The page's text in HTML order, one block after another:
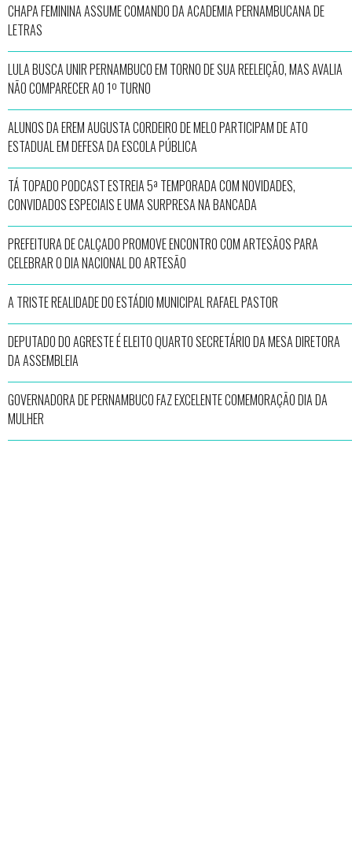
CHAPA FEMININA ASSUME COMANDO DA ACADEMIA PERNAMBUCANA DE
LETRAS
LULA BUSCA UNIR PERNAMBUCO EM TORNO DE SUA REELEIÇÃO, MAS AVALIA
NÃO COMPARECER AO 1º TURNO
ALUNOS DA EREM AUGUSTA CORDEIRO DE MELO PARTICIPAM DE ATO
ESTADUAL EM DEFESA DA ESCOLA PÚBLICA
TÁ TOPADO PODCAST ESTREIA 5ª TEMPORADA COM NOVIDADES,
CONVIDADOS ESPECIAIS E UMA SURPRESA NA BANCADA
PREFEITURA DE CALÇADO PROMOVE ENCONTRO COM ARTESÃOS PARA
CELEBRAR O DIA NACIONAL DO ARTESÃO
A TRISTE REALIDADE DO ESTÁDIO MUNICIPAL RAFAEL PASTOR
DEPUTADO DO AGRESTE É ELEITO QUARTO SECRETÁRIO DA MESA DIRETORA
DA ASSEMBLEIA
GOVERNADORA DE PERNAMBUCO FAZ EXCELENTE COMEMORAÇÃO DIA DA
MULHER